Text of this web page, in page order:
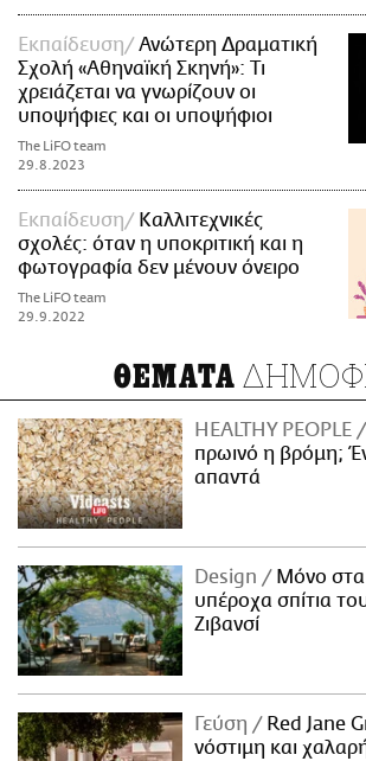
Εκπαίδευση
Ανώτερη Δραματική
Σχολή «Αθηναϊκή Σκηνή»: Τι
χρειάζεται να γνωρίζουν οι
υποψήφιες και οι υποψήφιοι
The LiFO team
29.8.2023
Εκπαίδευση
Καλλιτεχνικές
σχολές: όταν η υποκριτική και η
φωτογραφία δεν μένουν όνειρο
The LiFO team
29.9.2022
ΘΕΜΑΤΑ
HEALTHY PEOPLE
πρωινό η βρόμη;
απαντά
Design
Μόνο στα
υπέροχα σπίτια
Ζιβανσί
Γεύση
Red Jane
νόστιμη και